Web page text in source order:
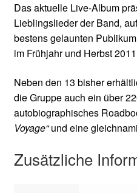
Das aktuelle Live-Album
Lieblingslieder der Band,
bestens gelaunten
im Frühjahr und Herbst
Neben den 13 bisher
die Gruppe auch ein über
autobiographisches
Voyage“und eine
Zusätzliche